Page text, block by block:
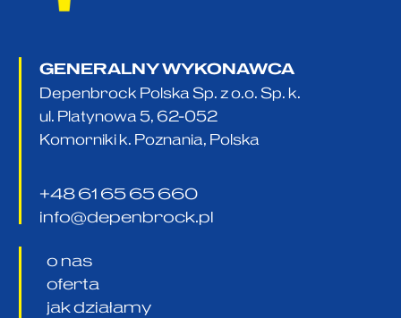
GENERALNY WYKONAWCA
Depenbrock Polska Sp. z o.o. Sp. k.
ul. Platynowa 5, 62-052
Komorniki k. Poznania, Polska
+48 61 65 65 660
info@depenbrock.pl
o nas
oferta
jak działamy